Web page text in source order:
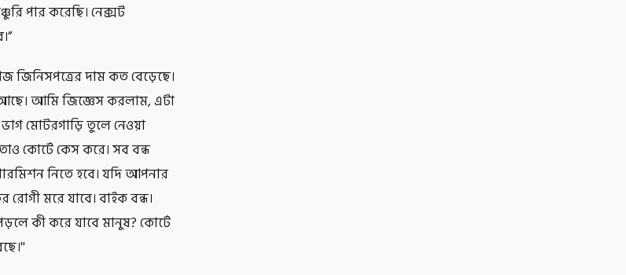
পার করেছি। নেক্সট
জিনিসপত্রের দাম কত বেড়েছে।
আছে। আমি জিজ্ঞেস করলাম, এটা
মোটরগাড়ি তুলে নেওয়া
কোর্টে কেস করে। সব বন্ধ
নিতে হবে। যদি আপনার
মরে যাবে। বাইক বন্ধ।
কী করে যাবে মানুষ? কোর্টে